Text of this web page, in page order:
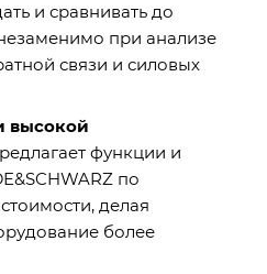
и сравнивать до
при анализе
связи и силовых
высокой
функции и
по
делая
более